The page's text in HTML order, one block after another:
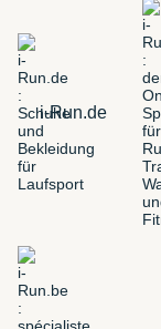
i-Run.de